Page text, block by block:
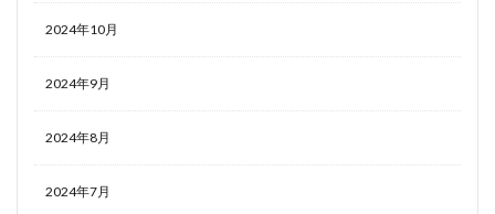
2024年10月
2024年9月
2024年8月
2024年7月